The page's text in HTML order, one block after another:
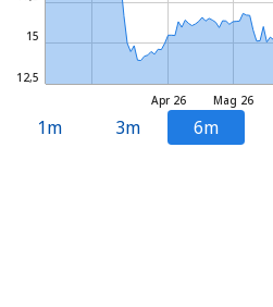
Mag 26
Apr 26
12,5
15
1m 3m 6m